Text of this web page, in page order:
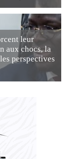
leur
aux chocs, la
perspectives